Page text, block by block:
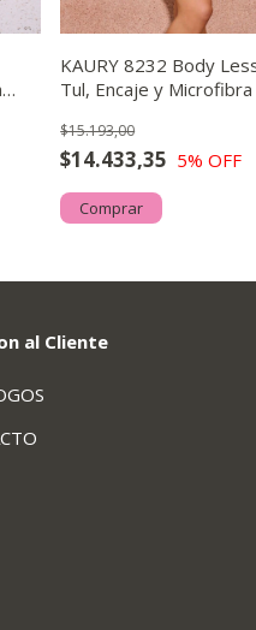
KAURY 8232 Body
Tul, Encaje y Microfibra
$14.433,35
$15.193,00
5% OFF
Comprar
al Cliente